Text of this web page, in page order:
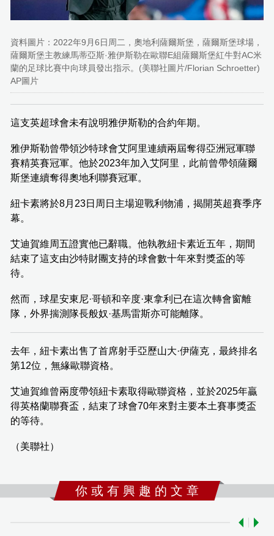
資料圖片：2022年9月6日周二，奧地利薩爾斯堡，薩爾斯堡球場，
薩爾斯堡主教練馬蒂亞斯·雅伊斯勒在歐聯E組薩爾斯堡紅牛對AC米
蘭的足球比賽中向球員發出指示。(美聯社圖片/Florian Schroetter)
AP圖片
這支英超球會未有說明雅伊斯勒的合約年期。
雅伊斯勒曾帶領沙特球會艾阿里連續兩屆奪得亞洲冠軍聯
賽精英賽冠軍。他於2023年加入艾阿里，此前曾帶領薩爾
斯堡連續奪得奧地利聯賽冠軍。
紐卡素將於8月23日周日主場迎戰利物浦，揭開英超賽季序
幕。
艾迪賀維周五證實他已辭職。他執教紐卡素近五年，期間
結束了這支由沙特財團支持的球會數十年來對獎盃的等
待。
然而，球星安東尼·哥頓和辛度·東拿利已在這次轉會窗離
隊，外界揣測隊長般奴·基馬雷斯亦可能離隊。
去年，紐卡素出售了首席射手亞歷山大·伊薩克，最終排名
第12位，無緣歐聯資格。
艾迪賀維曾兩度帶領紐卡素取得歐聯資格，並於2025年贏
得英格蘭聯賽盃，結束了球會70年來對主要本土賽事獎盃
的等待。
（美聯社）
你 或 有 興 趣 的 文 章